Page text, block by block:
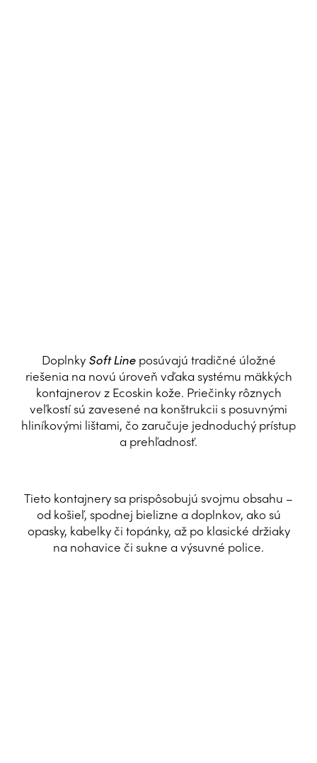
Doplnky Soft Lineposúvajú tradičné úložné
riešenia na novú úroveň vďaka systému mäkkých
kontajnerov z Ecoskin kože. Priečinky rôznych
veľkostí sú zavesené na konštrukcii s posuvnými
hliníkovými lištami, čo zaručuje jednoduchý prístup
a prehľadnosť.
Tieto kontajnery sa prispôsobujú svojmu obsahu –
od košieľ, spodnej bielizne a doplnkov, ako sú
opasky, kabelky či topánky, až po klasické držiaky
na nohavice či sukne a výsuvné police.